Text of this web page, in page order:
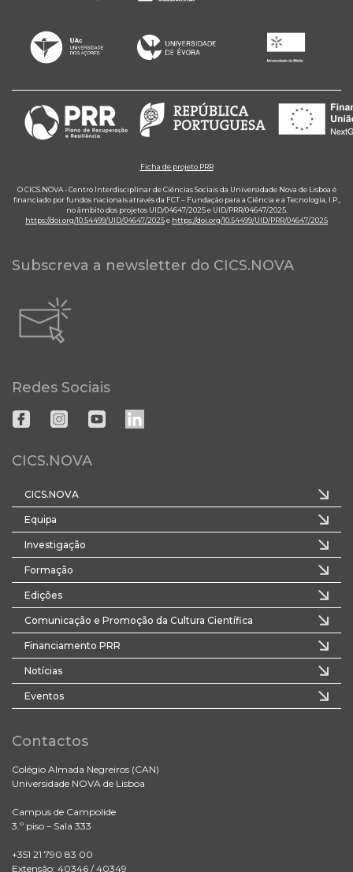
Ficha de projeto PRR
O CICS.NOVA - Centro Interdisciplinar de Ciências Sociais da Universidade Nova de Lisboa é
financiado por fundos nacionais através da FCT – Fundação para a Ciência e a Tecnologia, I.P.,
no âmbito dos projetos UID/04647/2025 e UID/PRR/04647/2025.
https://doi.org/10.54499/UID/04647/2025e https://doi.org/10.54499/UID/PRR/04647/2025
Subscreva a newsletter do CICS.NOVA
Redes Sociais
CICS.NOVA
CICS.NOVA
Equipa
Investigação
Formação
Edições
Comunicação e Promoção da Cultura Científica
Financiamento PRR
Notícias
Eventos
Contactos
Colégio Almada Negreiros (CAN)
Universidade NOVA de Lisboa
Campus de Campolide
3.º piso – Sala 333
+351 21 790 83 00
Extensão: 40346 / 40349